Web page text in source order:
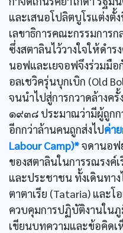
และเสนอโปลิตบูโรแต่งตั้
เลขาธิการคณะกรรมการ
ซึ่งสตาลินไว้วางใจให้ดำ
นอฟและเยจอฟจึงร่วมมือ
อลเชวิครุ่นบุกเบิก (Old
จนนำไปสู่การกวาดล้างค
๑๙๓๘ ประมาณว่ามีผู้ถูก
อีกกว่าล้านคนถูกส่งไปค่า
Labour Camp)*จดานอฟ
ของสตาลินในการรณรงค์
และประชาชน ทั้งเดินทา
ตาตาเรีย (Tataria) และโ
ควบคุมการปฏิบัติงานในภู
เขียนบทความและข้อคิดเ